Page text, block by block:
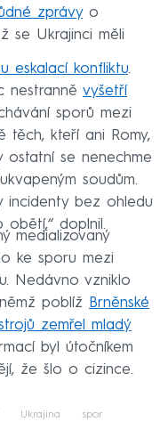
zprávyo
se Ukrajinci měli
eskalací konfliktu.
nestranně vyšetří
sporů mezi
těch, kteří ani Romy,
ostatní se nenechme
soudům.
incidenty bez ohledu
doplnil.
medializovaný
ke sporu mezi
Nedávno vzniklo
poblíž
Brněnské
zemřel mladý
byl útočníkem
že šlo o cizince.
Ukrajina spor